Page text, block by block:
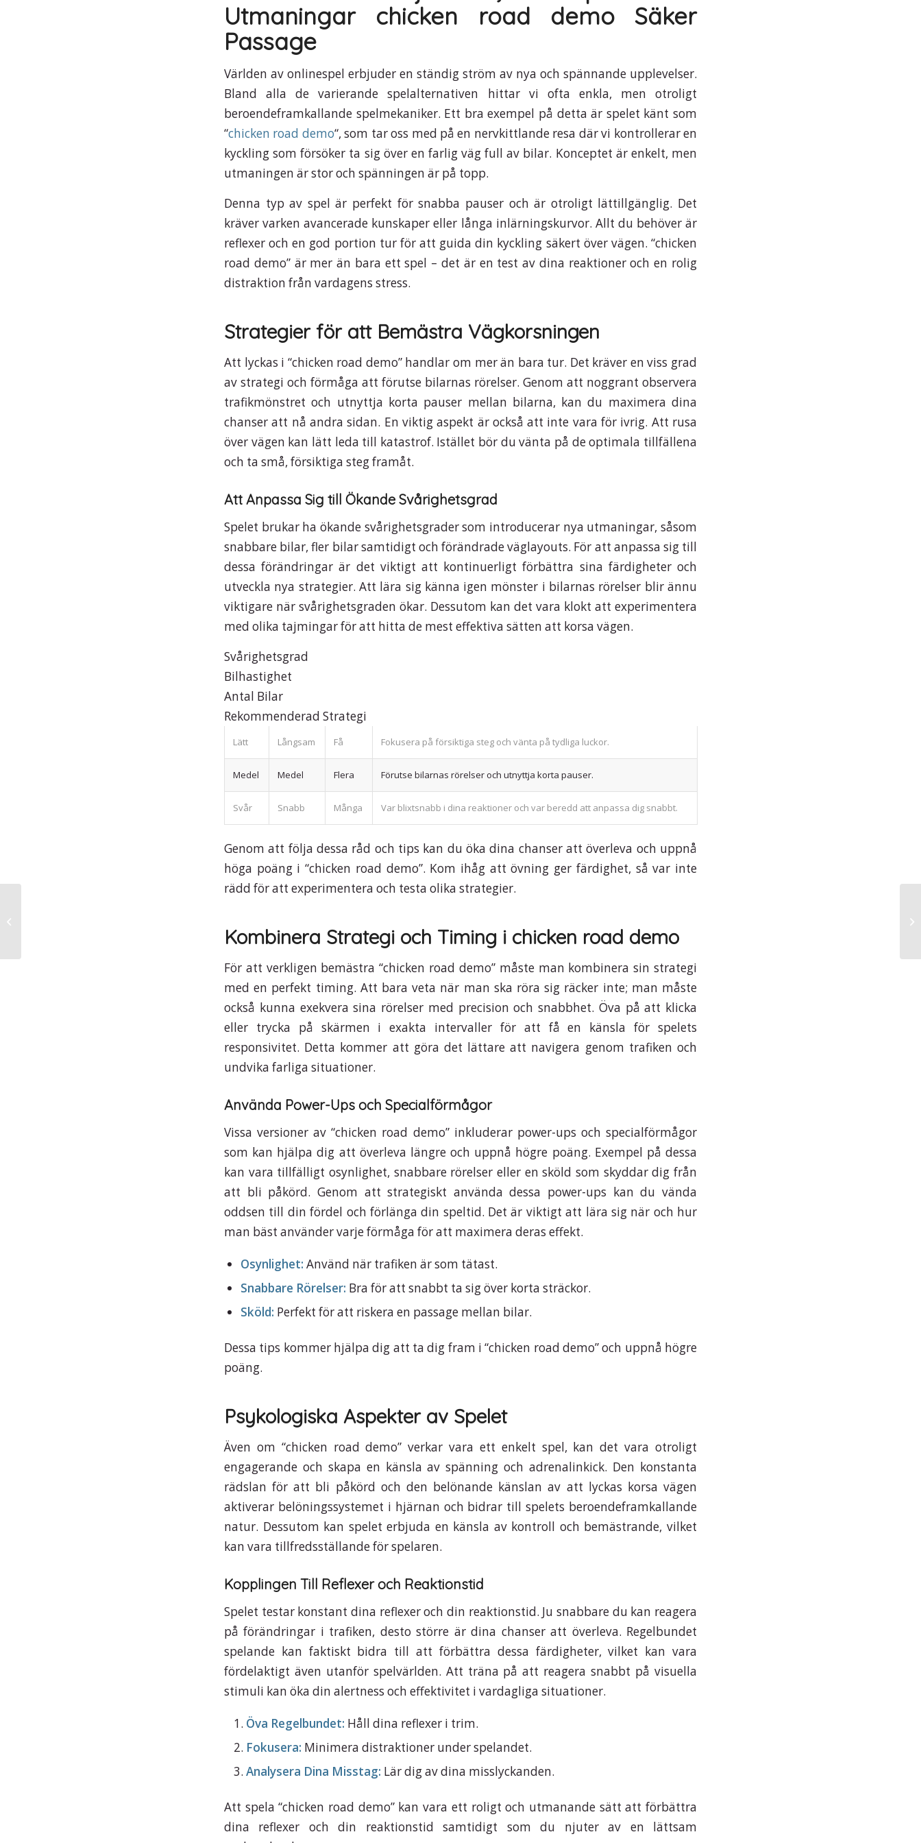
Utmaningar chicken road demo Säker
Passage
Världen av onlinespel erbjuder en ständig ström av nya och spännande upplevelser.
Bland alla de varierande spelalternativen hittar vi ofta enkla, men otroligt
beroendeframkallande spelmekaniker. Ett bra exempel på detta är spelet känt som
“chicken road demo“, som tar oss med på en nervkittlande resa där vi kontrollerar en
kyckling som försöker ta sig över en farlig väg full av bilar. Konceptet är enkelt, men
utmaningen är stor och spänningen är på topp.
Denna typ av spel är perfekt för snabba pauser och är otroligt lättillgänglig. Det
kräver varken avancerade kunskaper eller långa inlärningskurvor. Allt du behöver är
reflexer och en god portion tur för att guida din kyckling säkert över vägen. “chicken
road demo” är mer än bara ett spel – det är en test av dina reaktioner och en rolig
distraktion från vardagens stress.
Strategier för att Bemästra Vägkorsningen
Att lyckas i “chicken road demo” handlar om mer än bara tur. Det kräver en viss grad
av strategi och förmåga att förutse bilarnas rörelser. Genom att noggrant observera
trafikmönstret och utnyttja korta pauser mellan bilarna, kan du maximera dina
chanser att nå andra sidan. En viktig aspekt är också att inte vara för ivrig. Att rusa
över vägen kan lätt leda till katastrof. Istället bör du vänta på de optimala tillfällena
och ta små, försiktiga steg framåt.
Att Anpassa Sig till Ökande Svårighetsgrad
Spelet brukar ha ökande svårighetsgrader som introducerar nya utmaningar, såsom
snabbare bilar, fler bilar samtidigt och förändrade väglayouts. För att anpassa sig till
dessa förändringar är det viktigt att kontinuerligt förbättra sina färdigheter och
utveckla nya strategier. Att lära sig känna igen mönster i bilarnas rörelser blir ännu
viktigare när svårighetsgraden ökar. Dessutom kan det vara klokt att experimentera
med olika tajmingar för att hitta de mest effektiva sätten att korsa vägen.
Svårighetsgrad
Bilhastighet
Antal Bilar
Rekommenderad Strategi
Lätt Långsam Få Fokusera på försiktiga steg och vänta på tydliga luckor.
Medel Medel Flera Förutse bilarnas rörelser och utnyttja korta pauser.
Svår Snabb Många Var blixtsnabb i dina reaktioner och var beredd att anpassa dig snabbt.
Genom att följa dessa råd och tips kan du öka dina chanser att överleva och uppnå
höga poäng i “chicken road demo”. Kom ihåg att övning ger färdighet, så var inte
rädd för att experimentera och testa olika strategier.
Kombinera Strategi och Timing i chicken road demo
För att verkligen bemästra “chicken road demo” måste man kombinera sin strategi
med en perfekt timing. Att bara veta när man ska röra sig räcker inte; man måste
också kunna exekvera sina rörelser med precision och snabbhet. Öva på att klicka
eller trycka på skärmen i exakta intervaller för att få en känsla för spelets
responsivitet. Detta kommer att göra det lättare att navigera genom trafiken och
undvika farliga situationer.
Använda Power-Ups och Specialförmågor
Vissa versioner av “chicken road demo” inkluderar power-ups och specialförmågor
som kan hjälpa dig att överleva längre och uppnå högre poäng. Exempel på dessa
kan vara tillfälligt osynlighet, snabbare rörelser eller en sköld som skyddar dig från
att bli påkörd. Genom att strategiskt använda dessa power-ups kan du vända
oddsen till din fördel och förlänga din speltid. Det är viktigt att lära sig när och hur
man bäst använder varje förmåga för att maximera deras effekt.
Osynlighet: Använd när trafiken är som tätast.
Snabbare Rörelser: Bra för att snabbt ta sig över korta sträckor.
Sköld: Perfekt för att riskera en passage mellan bilar.
Dessa tips kommer hjälpa dig att ta dig fram i “chicken road demo” och uppnå högre
poäng.
Psykologiska Aspekter av Spelet
Även om “chicken road demo” verkar vara ett enkelt spel, kan det vara otroligt
engagerande och skapa en känsla av spänning och adrenalinkick. Den konstanta
rädslan för att bli påkörd och den belönande känslan av att lyckas korsa vägen
aktiverar belöningssystemet i hjärnan och bidrar till spelets beroendeframkallande
natur. Dessutom kan spelet erbjuda en känsla av kontroll och bemästrande, vilket
kan vara tillfredsställande för spelaren.
Kopplingen Till Reflexer och Reaktionstid
Spelet testar konstant dina reflexer och din reaktionstid. Ju snabbare du kan reagera
på förändringar i trafiken, desto större är dina chanser att överleva. Regelbundet
spelande kan faktiskt bidra till att förbättra dessa färdigheter, vilket kan vara
fördelaktigt även utanför spelvärlden. Att träna på att reagera snabbt på visuella
stimuli kan öka din alertness och effektivitet i vardagliga situationer.
Öva Regelbundet: Håll dina reflexer i trim.
Fokusera: Minimera distraktioner under spelandet.
Analysera Dina Misstag: Lär dig av dina misslyckanden.
Att spela “chicken road demo” kan vara ett roligt och utmanande sätt att förbättra
dina reflexer och din reaktionstid samtidigt som du njuter av en lättsam